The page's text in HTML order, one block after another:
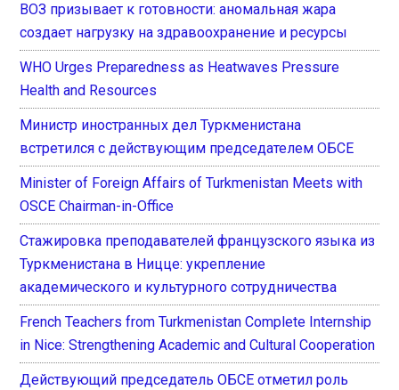
ВОЗ призывает к готовности: аномальная жара
создает нагрузку на здравоохранение и ресурсы
WHO Urges Preparedness as Heatwaves Pressure
Health and Resources
Министр иностранных дел Туркменистана
встретился с действующим председателем ОБСЕ
Minister of Foreign Affairs of Turkmenistan Meets with
OSCE Chairman-in-Office
Стажировка преподавателей французского языка из
Туркменистана в Ницце: укрепление
академического и культурного сотрудничества
French Teachers from Turkmenistan Complete Internship
in Nice: Strengthening Academic and Cultural Cooperation
Действующий председатель ОБСЕ отметил роль